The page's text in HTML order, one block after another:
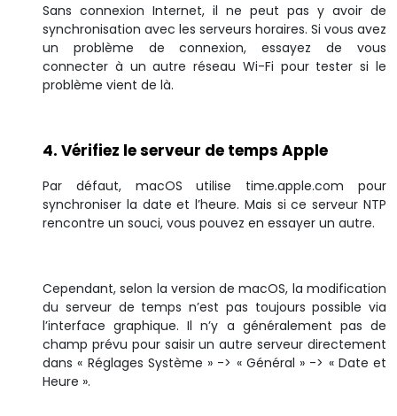
Sans connexion Internet, il ne peut pas y avoir de
synchronisation avec les serveurs horaires. Si vous avez
un problème de connexion, essayez de vous
connecter à un autre réseau Wi-Fi pour tester si le
problème vient de là.
4. Vérifiez le serveur de temps Apple
Par défaut, macOS utilise time.apple.com pour
synchroniser la date et l’heure. Mais si ce serveur NTP
rencontre un souci, vous pouvez en essayer un autre.
Cependant, selon la version de macOS, la modification
du serveur de temps n’est pas toujours possible via
l’interface graphique. Il n’y a généralement pas de
champ prévu pour saisir un autre serveur directement
dans « Réglages Système » -> « Général » -> « Date et
Heure ».